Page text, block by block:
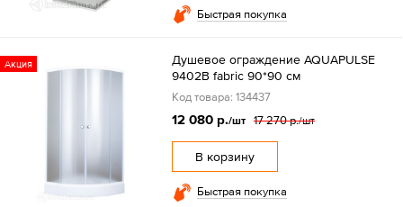
Быстрая покупка
Акция
Душевое ограждение AQUAPULSE
9402B fabric 90*90 см
Код товара: 134437
12 080 р./шт 17 270 р./шт
В корзину
Быстрая покупка